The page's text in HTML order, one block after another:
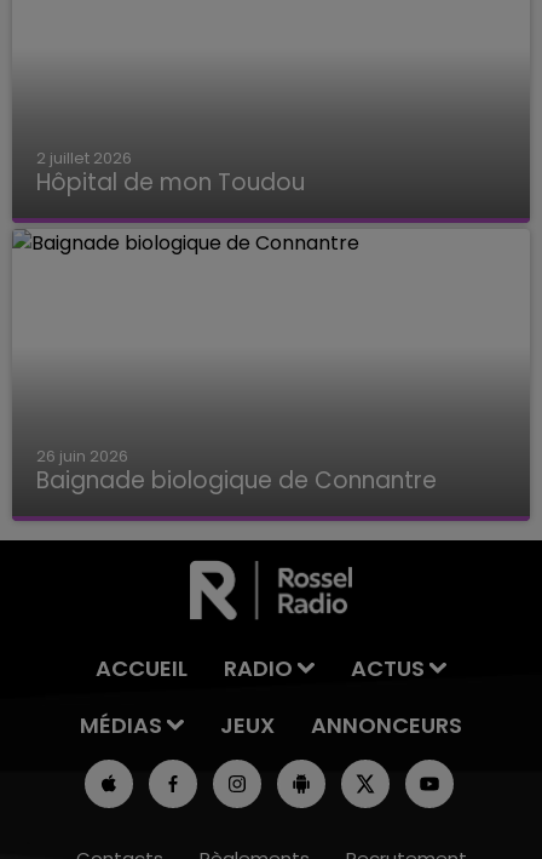
2 juillet 2026
Hôpital de mon Toudou
Hôpital de mon Toudou
26 juin 2026
Baignade biologique de Connantre
Baignade biologique de Connantre
ACCUEIL RADIO
ACTUS
MÉDIAS
JEUX ANNONCEURS